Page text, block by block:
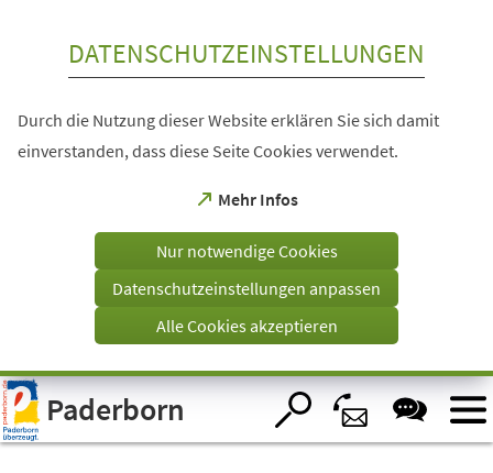
Visuelle
Assistenzsoftware
öffnen.
DATENSCHUTZEINSTELLUNGEN
Durch die Nutzung dieser Website erklären Sie sich damit
einverstanden, dass diese Seite Cookies verwendet.
Mehr Infos
(Öffnet
einem
Tab)
Nur notwendige Cookies
Datenschutzeinstellungen anpassen
Alle Cookies akzeptieren
Paderborn